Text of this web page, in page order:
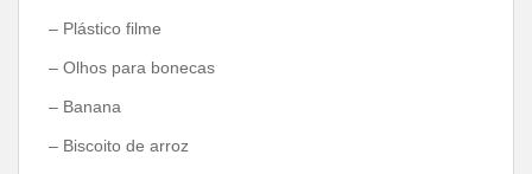
– Plástico filme
– Olhos para bonecas
– Banana
– Biscoito de arroz